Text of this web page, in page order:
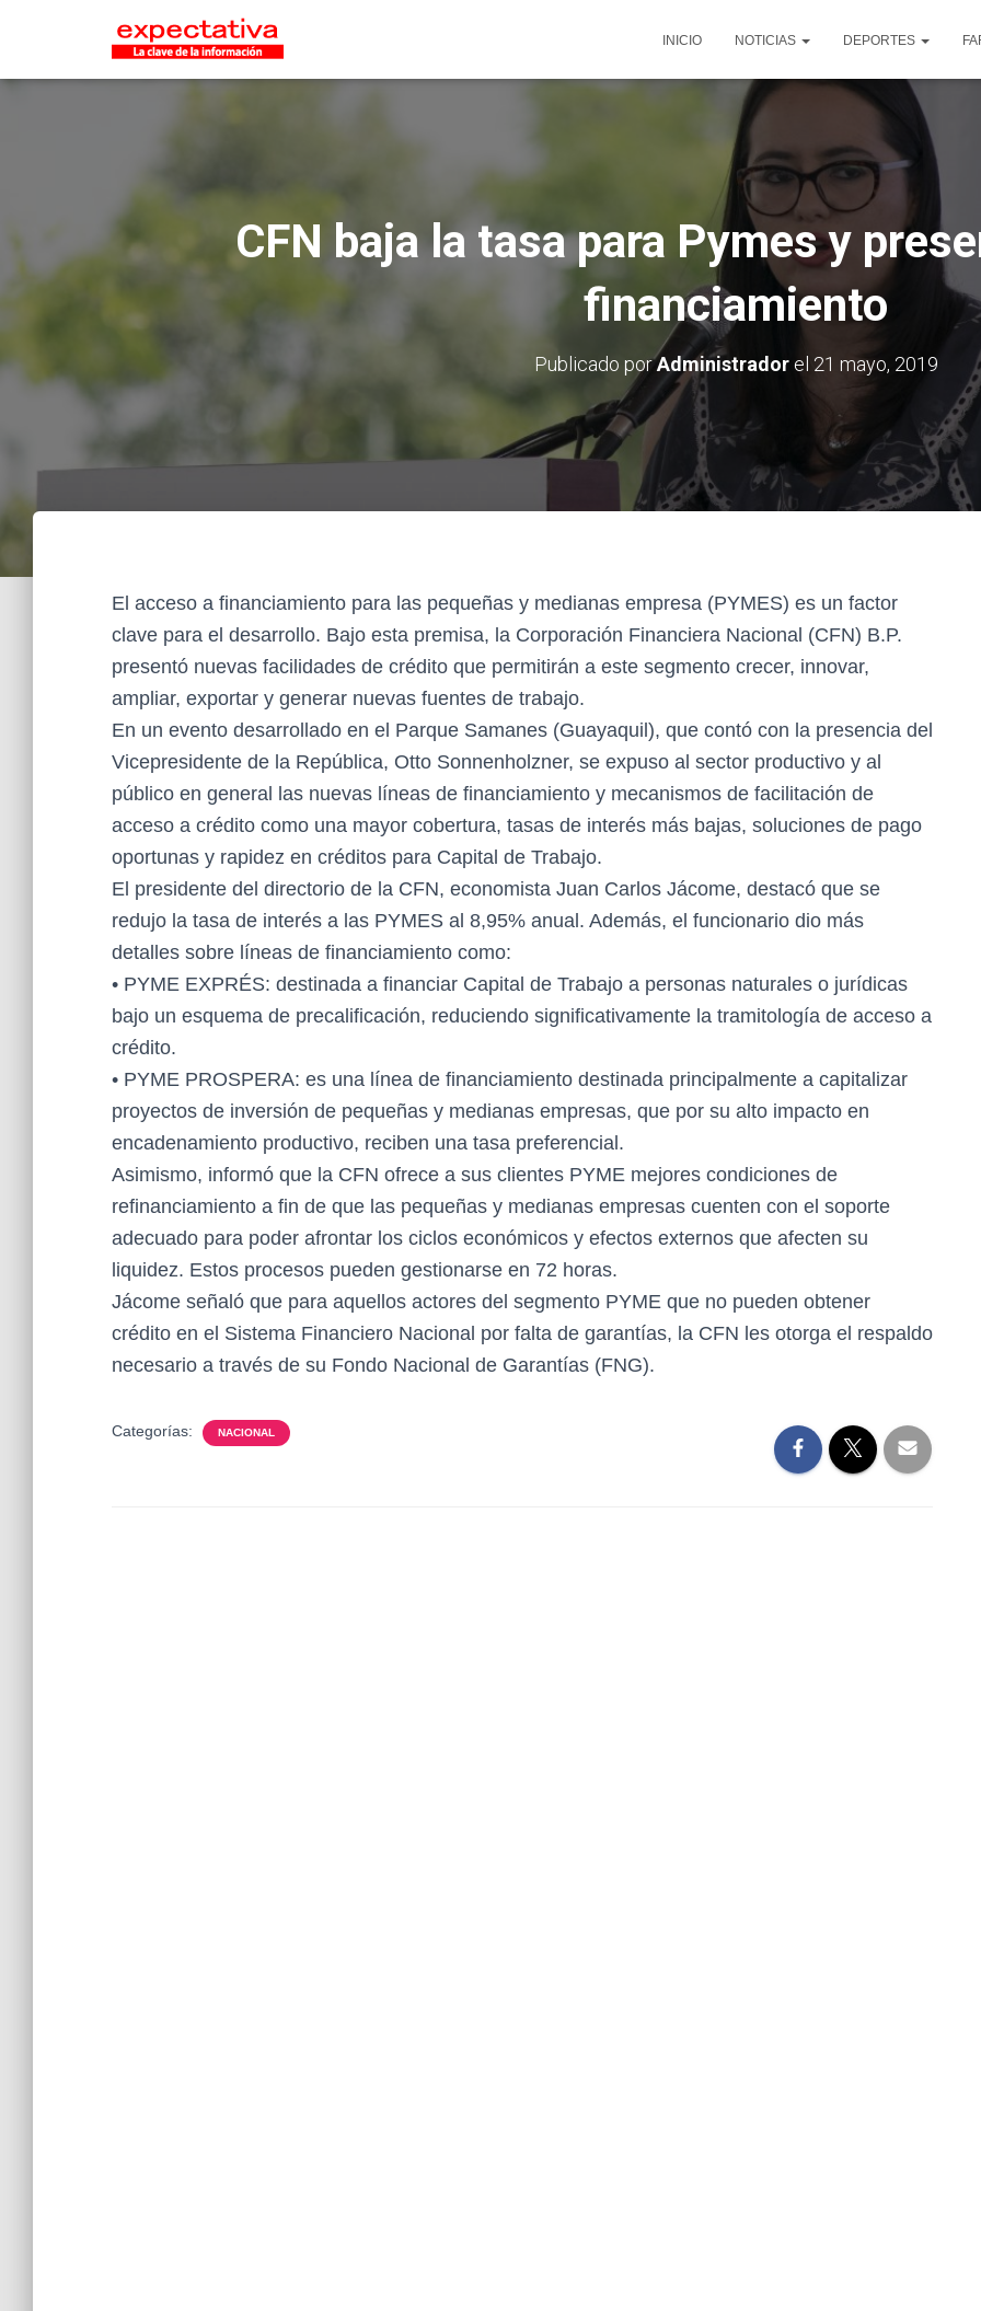
INICIO NOTICIAS DEPORTES
CFN baja la tasa para Pymes y
financiamiento
Publicado porAdministradorel 21 mayo, 2019
El acceso a financiamiento para las pequeñas y medianas empresa (PYMES) es un factor
clave para el desarrollo. Bajo esta premisa, la Corporación Financiera Nacional (CFN) B.P.
presentó nuevas facilidades de crédito que permitirán a este segmento crecer, innovar,
ampliar, exportar y generar nuevas fuentes de trabajo.
En un evento desarrollado en el Parque Samanes (Guayaquil), que contó con la presencia del
Vicepresidente de la República, Otto Sonnenholzner, se expuso al sector productivo y al
público en general las nuevas líneas de financiamiento y mecanismos de facilitación de
acceso a crédito como una mayor cobertura, tasas de interés más bajas, soluciones de pago
oportunas y rapidez en créditos para Capital de Trabajo.
El presidente del directorio de la CFN, economista Juan Carlos Jácome, destacó que se
redujo la tasa de interés a las PYMES al 8,95% anual. Además, el funcionario dio más
detalles sobre líneas de financiamiento como:
• PYME EXPRÉS: destinada a financiar Capital de Trabajo a personas naturales o jurídicas
bajo un esquema de precalificación, reduciendo significativamente la tramitología de acceso a
crédito.
• PYME PROSPERA: es una línea de financiamiento destinada principalmente a capitalizar
proyectos de inversión de pequeñas y medianas empresas, que por su alto impacto en
encadenamiento productivo, reciben una tasa preferencial.
Asimismo, informó que la CFN ofrece a sus clientes PYME mejores condiciones de
refinanciamiento a fin de que las pequeñas y medianas empresas cuenten con el soporte
adecuado para poder afrontar los ciclos económicos y efectos externos que afecten su
liquidez. Estos procesos pueden gestionarse en 72 horas.
Jácome señaló que para aquellos actores del segmento PYME que no pueden obtener
crédito en el Sistema Financiero Nacional por falta de garantías, la CFN les otorga el respaldo
necesario a través de su Fondo Nacional de Garantías (FNG).
Categorías: NACIONAL